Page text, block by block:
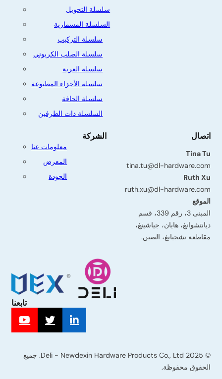
سلسلة التحويل
السلسلة المسمارية
سلسلة التركيب
سلسلة الصلب الكربوني
سلسلة العربة
سلسلة الأجزاء المطبوعة
سلسلة الحافة
السلسلة ذات الطرفين
الشركة
معلومات عنا
المعرض
الجودة
اتصال
Tina Tu
tina.tu@dl-hardware.com
Ruth Xu
ruth.xu@dl-hardware.com
الموقع
المبنى 3، رقم 339، قسم
ديانتشوانغ، هايان، جياشينغ،
مقاطعة تشجيانغ، الصين.
تابعنا
© 2025 Deli - Newdexin Hardware Products Co., Ltd. جميع
الحقوق محفوظة.
الإلكتروني